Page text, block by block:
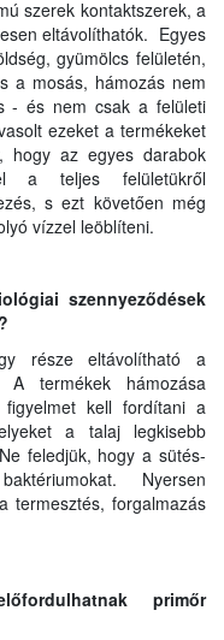
szerek kontaktszerek, a
eltávolíthatók. Egyes
gyümölcs felületén,
a mosás, hámozás nem
- és nem csak a felületi
ezeket a termékeket
hogy az egyes darabok
a teljes felületükről
s ezt követően még
vízzel leöblíteni.
szennyeződések
része eltávolítható a
A termékek hámozása
figyelmet kell fordítani a
a talaj legkisebb
feledjük, hogy a sütés-
Nyersen
termesztés, forgalmazás
primőr